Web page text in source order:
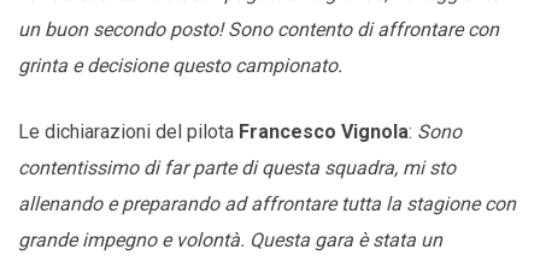
un buon secondo posto! Sono contento di affrontare con
grinta e decisione questo campionato.
Le dichiarazioni del pilota Francesco Vignola: Sono
contentissimo di far parte di questa squadra, mi sto
allenando e preparando ad affrontare tutta la stagione con
grande impegno e volontà. Questa gara è stata un